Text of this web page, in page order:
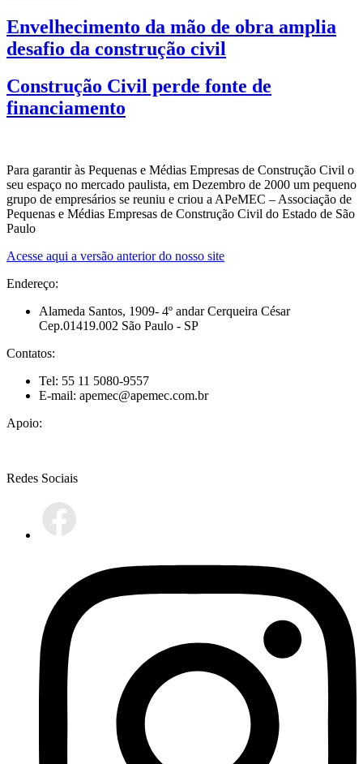
Envelhecimento da mão de obra amplia
desafio da construção civil
Construção Civil perde fonte de
financiamento
Para garantir às Pequenas e Médias Empresas de Construção Civil o
seu espaço no mercado paulista, em Dezembro de 2000 um pequeno
grupo de empresários se reuniu e criou a APeMEC – Associação de
Pequenas e Médias Empresas de Construção Civil do Estado de São
Paulo
Acesse aqui a versão anterior do nosso site
Endereço:
Alameda Santos, 1909- 4º andar Cerqueira César
Cep.01419.002 São Paulo - SP
Contatos:
Tel: 55 11 5080-9557
E-mail: apemec@apemec.com.br
Apoio:
Redes Sociais